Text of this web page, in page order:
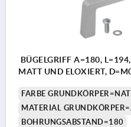
BÜGELGRIFF A=180,
MATT UND ELOXIERT,
FARBE
MATERIAL
BOHRUNGSABSTAND=180